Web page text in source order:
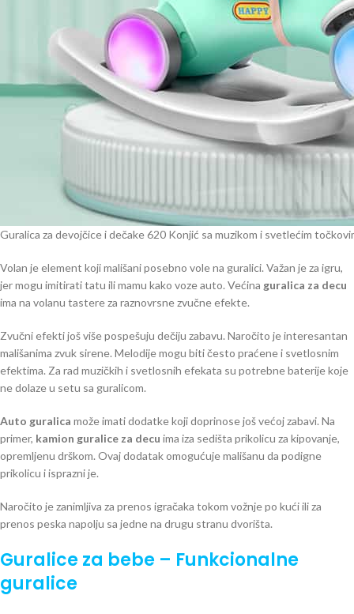
Guralica za devojčice i dečake 620 Konjić sa muzikom i svetlećim
Volan je element koji mališani posebno vole na guralici. Važan je za igru,
jer mogu imitirati tatu ili mamu kako voze auto. Većina guralica za decu
ima na volanu tastere za raznovrsne zvučne efekte.
Zvučni efekti još više pospešuju dečiju zabavu. Naročito je interesantan
mališanima zvuk sirene. Melodije mogu biti često praćene i svetlosnim
efektima. Za rad muzičkih i svetlosnih efekata su potrebne baterije koje
ne dolaze u setu sa guralicom.
Auto guralica može imati dodatke koji doprinose još većoj zabavi. Na
primer, kamion guralice za decu ima iza sedišta prikolicu za kipovanje,
opremljenu drškom. Ovaj dodatak omogućuje mališanu da podigne
prikolicu i isprazni je.
Naročito je zanimljiva za prenos igračaka tokom vožnje po kući ili za
prenos peska napolju sa jedne na drugu stranu dvorišta.
Guralice za bebe – Funkcionalne
guralice